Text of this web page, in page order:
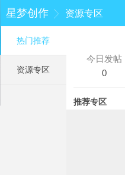
星梦创作 资源专区
热门推荐
资源专区
今日发帖
0
推荐专区